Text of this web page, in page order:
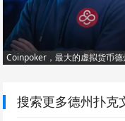
Coinpoker，最大的虚拟货币德
搜索更多德州扑克